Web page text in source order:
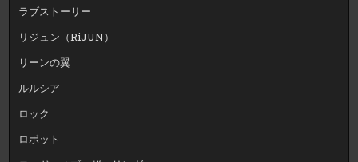
ラブストーリー
リジュン（RiJUN）
リーンの翼
ルルシア
ロック
ロボット